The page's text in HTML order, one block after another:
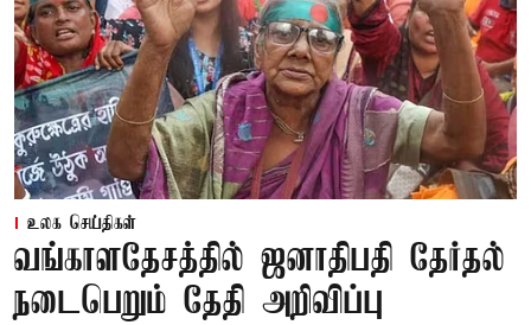
உலக செய்திகள்
வங்காளதேசத்தில் ஜனாதிபதி தேர்தல்
நடைபெறும் தேதி அறிவிப்பு